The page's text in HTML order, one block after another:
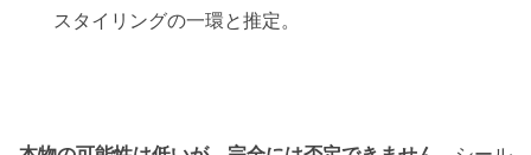
スタイリングの一環と推定。